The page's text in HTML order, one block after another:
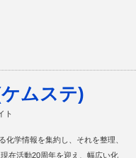
ムステ)
ト
化学情報を集約し、それを整理、
在活動20周年を迎え、幅広い化